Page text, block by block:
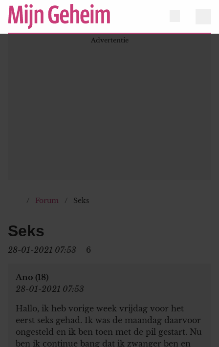
Forum Seks
Seks
28-01-2021 07:53 6
Ano (18)
28-01-2021 07:53
Hallo, ik heb vorige week vrijdag voor het
eerst seks gehad. Ik was de maandag daarvoor
ongesteld en ik ben toen met de pil gestart. Nu
ben ik continue bang dat ik zwanger ben en